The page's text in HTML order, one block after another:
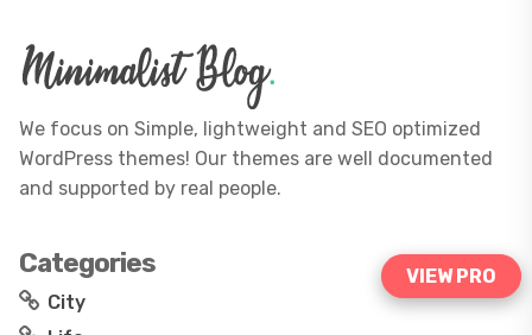
We focus on Simple, lightweight and SEO optimized
WordPress themes! Our themes are well documented
and supported by real people.
Categories
City
VIEW PRO